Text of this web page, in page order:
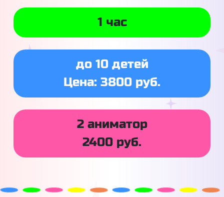
1 час
до 10 детей
Цена: 3800 руб.
2 аниматор
2400 руб.